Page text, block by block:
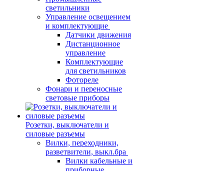
светильники
Управление освещением
и комплектующие
Датчики движения
Дистанционное
управление
Комплектующие
для светильников
Фотореле
Фонари и переносные
световые приборы
Розетки, выключатели и
силовые разъемы
Вилки, переходники,
разветвители, выкл.бра
Вилки кабельные и